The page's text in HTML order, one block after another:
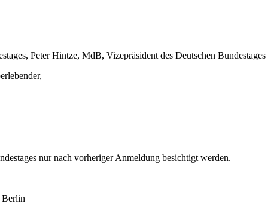
Peter Hintze, MdB, Vizepräsident des Deutschen Bundestages
nur nach vorheriger Anmeldung besichtigt werden.
Berlin